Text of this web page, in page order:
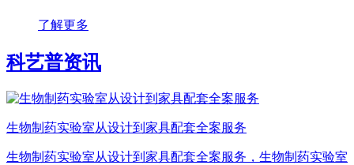
了解更多
科艺普资讯
生物制药实验室从设计到家具配套全案服务
生物制药实验室从设计到家具配套全案服务，生物制药实验室